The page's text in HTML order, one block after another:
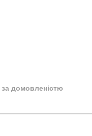
за домовленістю